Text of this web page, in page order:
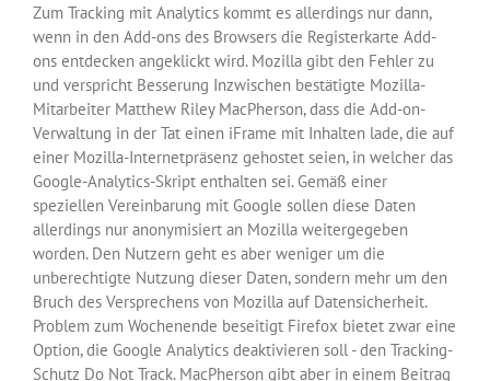
Zum Tracking mit Analytics kommt es allerdings nur dann,
wenn in den Add-ons des Browsers die Registerkarte Add-
ons entdecken angeklickt wird. Mozilla gibt den Fehler zu
und verspricht Besserung Inzwischen bestätigte Mozilla-
Mitarbeiter Matthew Riley MacPherson, dass die Add-on-
Verwaltung in der Tat einen iFrame mit Inhalten lade, die auf
einer Mozilla-Internetpräsenz gehostet seien, in welcher das
Google-Analytics-Skript enthalten sei. Gemäß einer
speziellen Vereinbarung mit Google sollen diese Daten
allerdings nur anonymisiert an Mozilla weitergegeben
worden. Den Nutzern geht es aber weniger um die
unberechtigte Nutzung dieser Daten, sondern mehr um den
Bruch des Versprechens von Mozilla auf Datensicherheit.
Problem zum Wochenende beseitigt Firefox bietet zwar eine
Option, die Google Analytics deaktivieren soll - den Tracking-
Schutz Do Not Track. MacPherson gibt aber in einem Beitrag